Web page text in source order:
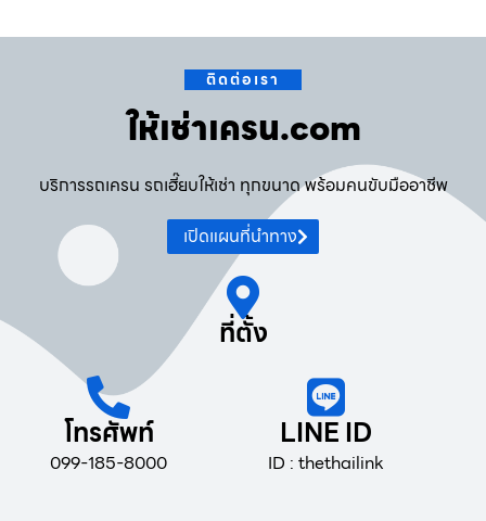
ติดต่อเรา
ให้เช่าเครน.com
บริการรถเครน รถเฮี๊ยบให้เช่า ทุกขนาด พร้อมคนขับมืออาชีพ
เปิดแผนที่นำทาง
ที่ตั้ง
โทรศัพท์
099-185-8000
LINE ID
ID : thethailink